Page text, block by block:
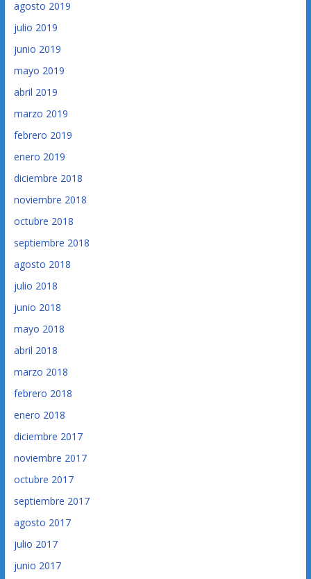
agosto 2019
julio 2019
junio 2019
mayo 2019
abril 2019
marzo 2019
febrero 2019
enero 2019
diciembre 2018
noviembre 2018
octubre 2018
septiembre 2018
agosto 2018
julio 2018
junio 2018
mayo 2018
abril 2018
marzo 2018
febrero 2018
enero 2018
diciembre 2017
noviembre 2017
octubre 2017
septiembre 2017
agosto 2017
julio 2017
junio 2017